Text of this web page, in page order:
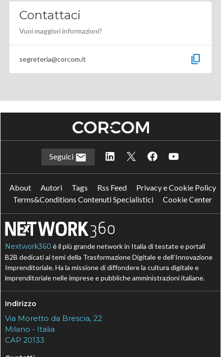
Contattaci
Vuoi maggiori informazioni?
segreteria@corcom.it content_copy
Seguici
About Autori Tags Rss Feed
Privacy e Cookie Policy
Terms&Conditions Contenuti Specialistici
Cookie Center
Nextwork360 è il più grande network in Italia di testate e portali
B2B dedicati ai temi della Trasformazione Digitale e dell’Innovazione
Imprenditoriale. Ha la missione di diffondere la cultura digitale e
imprenditoriale nelle imprese e pubbliche amministrazioni italiane.
Indirizzo
Via Moretto da Brescia, 22
Milano - Italia
CAP 20133